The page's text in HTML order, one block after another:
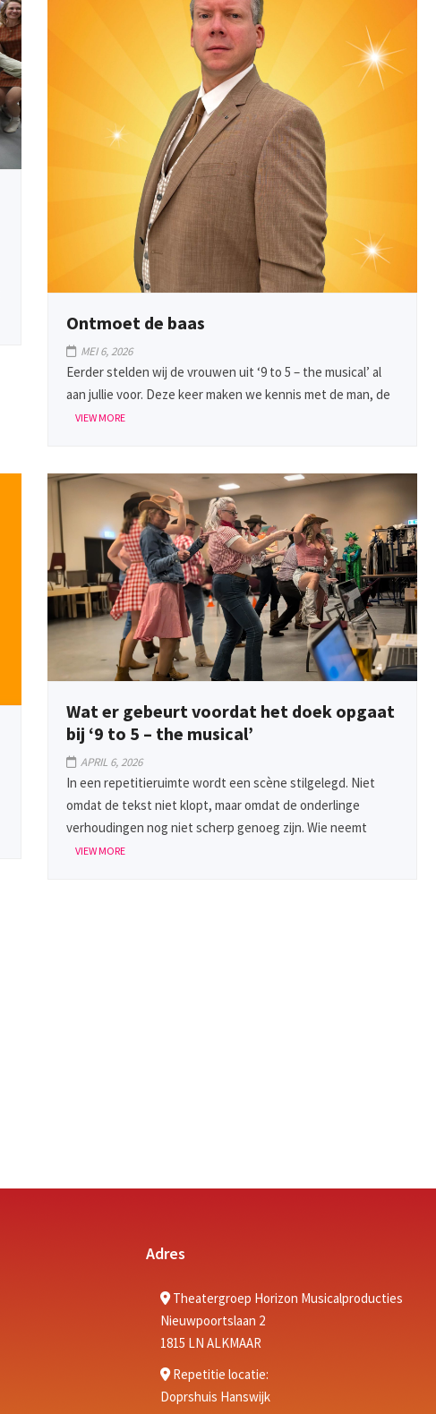
Ontmoet de baas
MEI 6, 2026
Eerder stelden wij de vrouwen uit ‘9 to 5 – the musical’ al
aan jullie voor. Deze keer maken we kennis met de man, de
VIEW MORE
Wat er gebeurt voordat het doek opgaat
bij ‘9 to 5 – the musical’
APRIL 6, 2026
In een repetitieruimte wordt een scène stilgelegd. Niet
omdat de tekst niet klopt, maar omdat de onderlinge
verhoudingen nog niet scherp genoeg zijn. Wie neemt
VIEW MORE
Adres
Theatergroep Horizon Musicalproducties
Nieuwpoortslaan 2
1815 LN ALKMAAR
Repetitie locatie:
Doprshuis Hanswijk